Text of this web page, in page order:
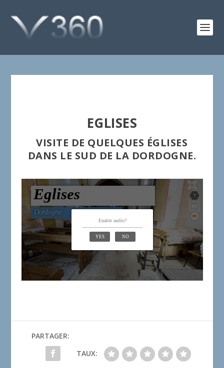
EGLISES
VISITE DE QUELQUES ÉGLISES
DANS LE SUD DE LA DORDOGNE.
PARTAGER:
TAUX: